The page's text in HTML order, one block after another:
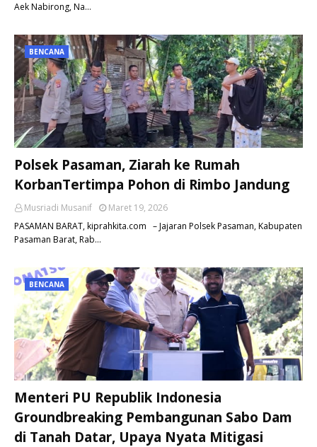
Aek Nabirong, Na…
BENCANA
Polsek Pasaman, Ziarah ke Rumah
KorbanTertimpa Pohon di Rimbo Jandung
Musriadi Musanif
Maret 19, 2026
PASAMAN BARAT, kiprahkita.com – Jajaran Polsek Pasaman, Kabupaten
Pasaman Barat, Rab…
BENCANA
Menteri PU Republik Indonesia
Groundbreaking Pembangunan Sabo Dam
di Tanah Datar, Upaya Nyata Mitigasi